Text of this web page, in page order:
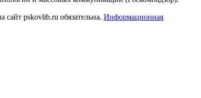
сайт pskovlib.ru обязательна. Информационная